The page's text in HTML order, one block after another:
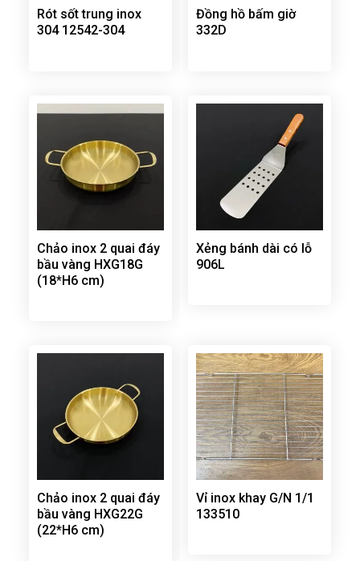
Rót sốt trung inox
304 12542-304
Đồng hồ bấm giờ
332D
Chảo inox 2 quai đáy
bầu vàng HXG18G
(18*H6 cm)
Xẻng bánh dài có lỗ
906L
Chảo inox 2 quai đáy
bầu vàng HXG22G
(22*H6 cm)
Vỉ inox khay G/N 1/1
133510